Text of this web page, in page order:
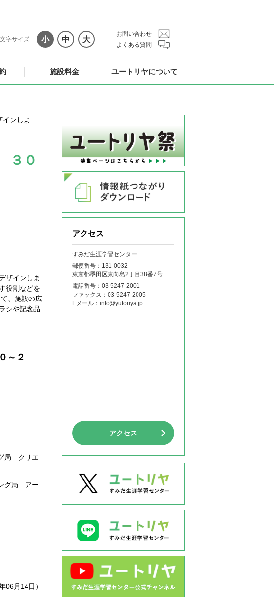
文字サイズ 小 中 大
お問い合わせ
よくある質問
施設料金 ユートリヤについて
ンしよ
３０
ザインしま
役割などを
、施設の広
シや記念品
～２
局 クリエ
グ局 アー
06月14日）
アクセス
すみだ生涯学習センター
郵便番号：131‐0032
東京都墨田区東向島2丁目38番7号
電話番号： 03-5247-2001
ファックス： 03-5247-2005
Eメール： info@yutoriya.jp
アクセス